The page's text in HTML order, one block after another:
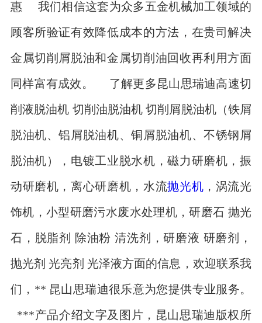
惠 我们相信这套为众多五金机械加工领域的
顾客所验证有效降低成本的方法，在贵司解决
金属切削屑脱油和金属切削油回收再利用方面
同样富有成效。 了解更多昆山思瑞迪高速切
削液脱油机 切削油脱油机 切削屑脱油机（铁屑
脱油机、铝屑脱油机、铜屑脱油机、不锈钢屑
脱油机），电镀工业脱水机，磁力研磨机，振
动研磨机，离心研磨机，水流抛光机 ，涡流光
饰机，小型研磨污水废水处理机，研磨石 抛光
石，脱脂剂 除油粉 清洗剂，研磨液 研磨剂，
抛光剂 光亮剂 光泽液方面的信息，欢迎联系我
们，** 昆山思瑞迪很乐意为您提供专业服务。
***产品介绍文字及图片，昆山思瑞迪版权所